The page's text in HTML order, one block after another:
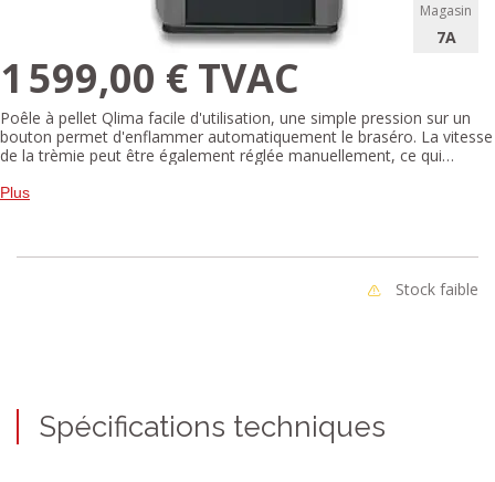
Magasin
7A
1 599,00 € TVAC
Poêle à pellet Qlima facile d'utilisation, une simple pression sur un
bouton permet d'enflammer automatiquement le braséro. La vitesse
de la trèmie peut être également réglée manuellement, ce qui
basse est demandée.
Plus
Stock faible
Spécifications techniques